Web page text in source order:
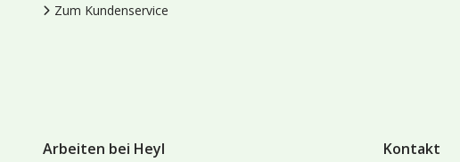
Zum Kundenservice
Arbeiten bei Heyl Kontakt